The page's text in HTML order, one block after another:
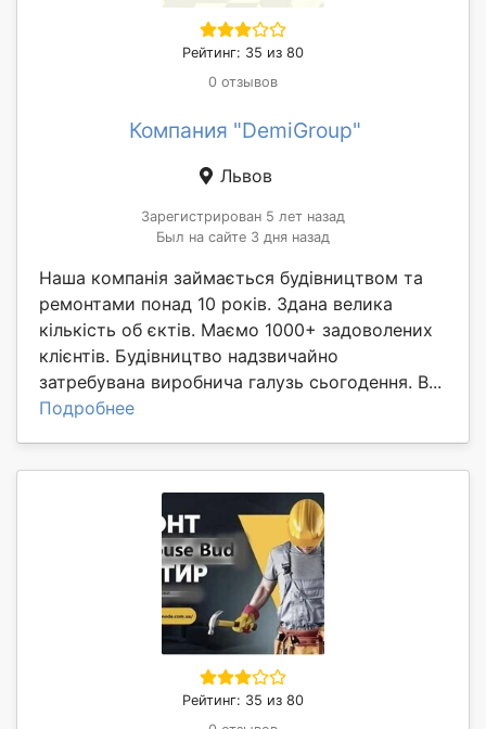
Рейтинг: 35 из 80
0 отзывов
Компания "DemiGroup"
Львов
Зарегистрирован 5 лет назад
Был на сайте 3 дня назад
Наша компанія займається будівництвом та
ремонтами понад 10 років. Здана велика
кількість об єктів. Маємо 1000+ задоволених
клієнтів. Будівництво надзвичайно
затребувана виробнича галузь сьогодення. В...
Подробнее
Рейтинг: 35 из 80